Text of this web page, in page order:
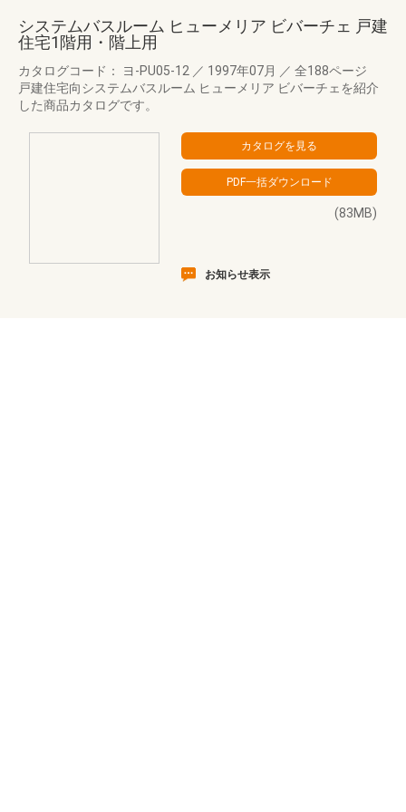
システムバスルーム ヒューメリア ビバーチェ 戸建
住宅1階用・階上用
カタログコード： ヨ-PU05-12 ／ 1997年07月 ／ 全188ページ
戸建住宅向システムバスルーム ヒューメリア ビバーチェを紹介
した商品カタログです。
(83MB)
お知らせ表示